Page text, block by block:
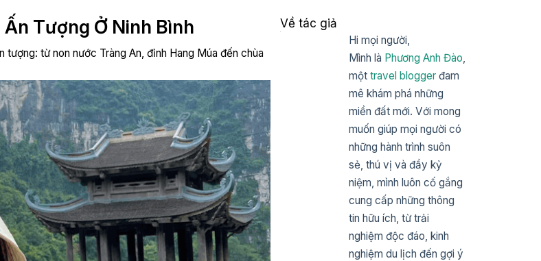
Tượng Ở Ninh Bình
từ non nước Tràng An, đỉnh Hang Múa đến chùa
Về tác giả
Hi mọi người,
Mình là Phương Anh Đào
một travel blogger đam
mê khám phá những
miền đất mới. Với mong
muốn giúp mọi người có
những hành trình suôn
sẻ, thú vị và đầy kỷ
niệm, mình luôn cố gắng
cung cấp những thông
tin hữu ích, từ trải
nghiệm độc đáo, kinh
nghiệm du lịch đến gợi ý